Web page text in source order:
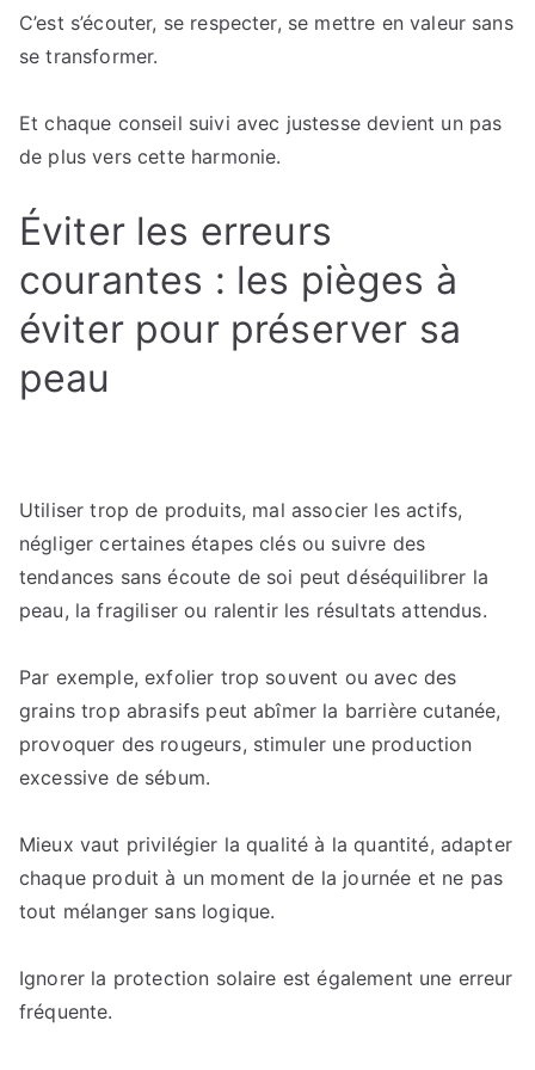
C’est s’écouter, se respecter, se mettre en valeur sans
se transformer.
Et chaque conseil suivi avec justesse devient un pas
de plus vers cette harmonie.
Éviter les erreurs
courantes : les pièges à
éviter pour préserver sa
peau
Utiliser trop de produits, mal associer les actifs,
négliger certaines étapes clés ou suivre des
tendances sans écoute de soi peut déséquilibrer la
peau, la fragiliser ou ralentir les résultats attendus.
Par exemple, exfolier trop souvent ou avec des
grains trop abrasifs peut abîmer la barrière cutanée,
provoquer des rougeurs, stimuler une production
excessive de sébum.
Mieux vaut privilégier la qualité à la quantité, adapter
chaque produit à un moment de la journée et ne pas
tout mélanger sans logique.
Ignorer la protection solaire est également une erreur
fréquente.